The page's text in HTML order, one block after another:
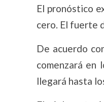
El pronóstico
cero. El fuerte
De acuerdo
comenzará en
llegará hasta